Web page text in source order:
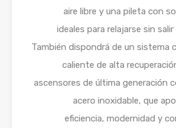
aire libre y una pileta con
ideales para relajarse sin salir
También dispondrá de un sistema
caliente de alta
ascensores de última generación
acero inoxidable, que
eficiencia, modernidad y